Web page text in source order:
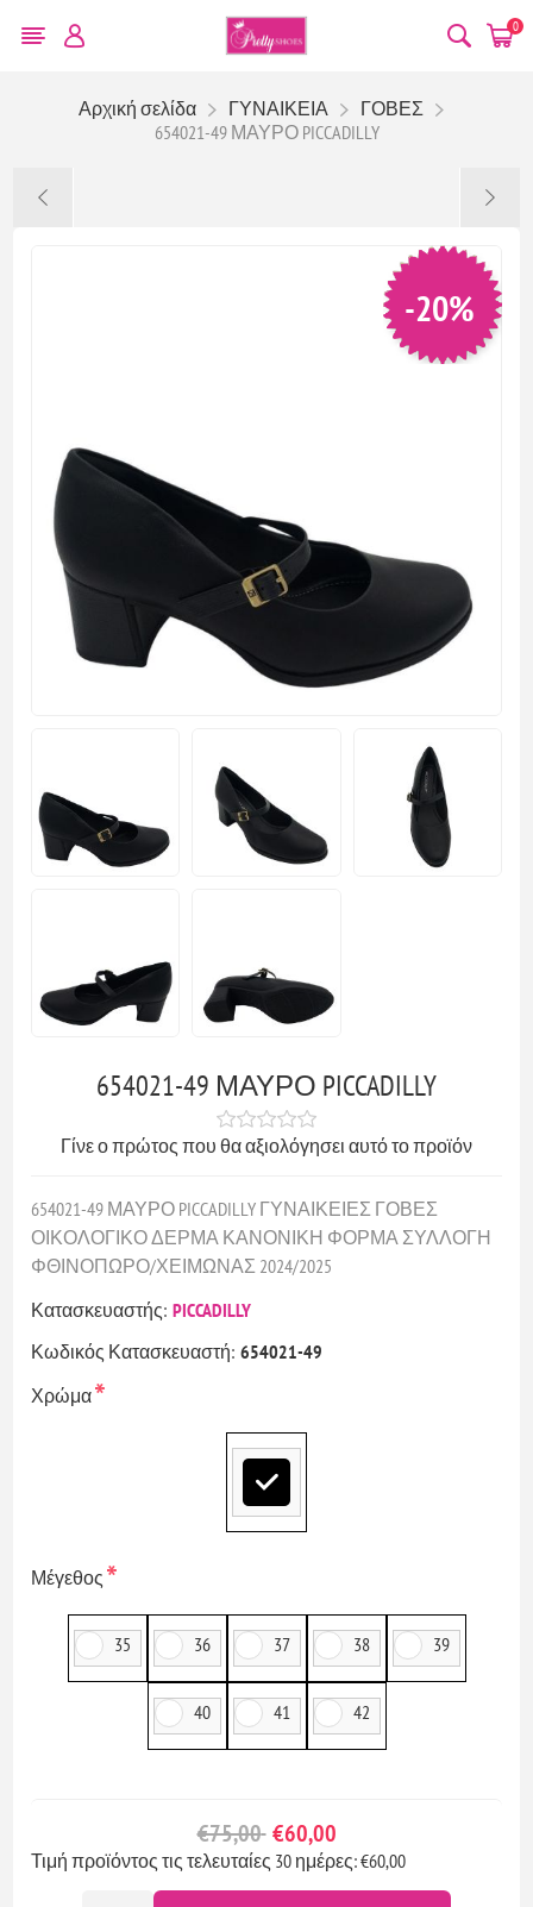
0
Αρχική σελίδα ΓΥΝΑΙΚΕΙΑ
ΓΟΒΕΣ
654021-49 ΜΑΥΡΟ PICCADILLY
-20%
654021-49 ΜΑΥΡΟ PICCADILLY
Γίνε ο πρώτος που θα αξιολόγησει αυτό το προϊόν
654021-49 ΜΑΥΡΟ PICCADILLY ΓΥΝΑΙΚΕΙΕΣ ΓΟΒΕΣ
ΟΙΚΟΛΟΓΙΚΟ ΔΕΡΜΑ ΚΑΝΟΝΙΚΗ ΦΟΡΜΑ ΣΥΛΛΟΓΗ
ΦΘΙΝΟΠΩΡΟ/ΧΕΙΜΩΝΑΣ 2024/2025
Κατασκευαστής: PICCADILLY
Κωδικός Κατασκευαστή: 654021-49
Χρώμα*
Μέγεθος*
35 36 37 38 39
40 41 42
€75,00 €60,00
Τιμή προϊόντος τις τελευταίες 30 ημέρες: €60,00